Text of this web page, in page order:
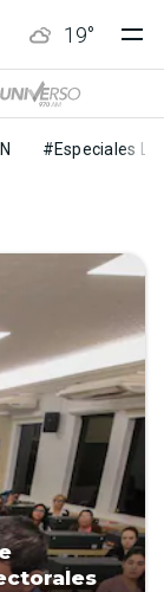
19°
#Especiales LN